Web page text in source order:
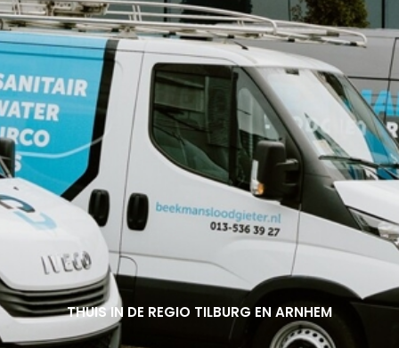
THUIS IN DE REGIO TILBURG EN ARNHEM
THUIS IN DE REGIO TILBURG EN ARNHEM
THUIS IN DE REGIO TILBURG EN ARNHEM